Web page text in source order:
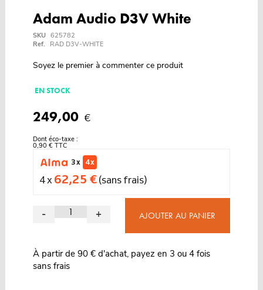
Adam Audio D3V White
SKU 625782
Ref.
RAD D3V-WHITE
Soyez le premier à commenter ce produit
EN STOCK
249,00 €
Dont éco-taxe :
0,90 € TTC
3 x
4 x
4 x 62,25 €(sans frais)
- + AJOUTER AU PANIER
À partir de 90 € d'achat, payez en 3 ou 4 fois
sans frais